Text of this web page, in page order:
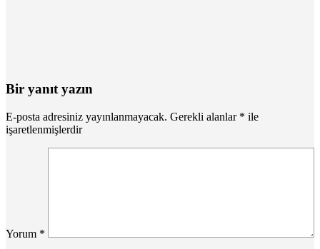
Bir yanıt yazın
E-posta adresiniz yayınlanmayacak. Gerekli alanlar * ile
işaretlenmişlerdir
Yorum *